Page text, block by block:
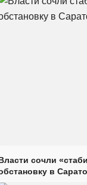
сочли
в